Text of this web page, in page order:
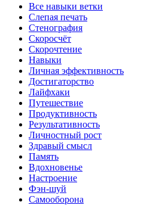
Все навыки ветки
Слепая печать
Стенография
Скоросчёт
Скорочтение
Навыки
Личная эффективность
Достигаторство
Лайфхаки
Путешествие
Продуктивность
Результативность
Личностный рост
Здравый смысл
Память
Вдохновенье
Настроение
Фэн-шуй
Самооборона